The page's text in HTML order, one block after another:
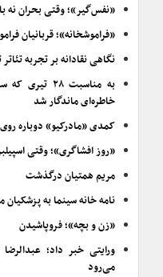
«نفس‌گیر»؛ وقتی بحران نه
«فراموشخانه»؛ قربانیان
نگاهی نقادانه بر تجربه
به مناسبت
خاطره‌ای ماندگار شد
کمدی «مادرکیو» دوباره
«روز افشاگری»؛ وقتی
مریم همتیان درگذشت
نامه خانه سینما به
«زن و بچه»؛ فروپاشیدن
ورایتی خبر داد؛
می‌رود